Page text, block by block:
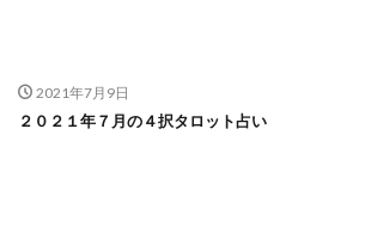
2021年7月9日
２０２１年７月の４択タロット占い